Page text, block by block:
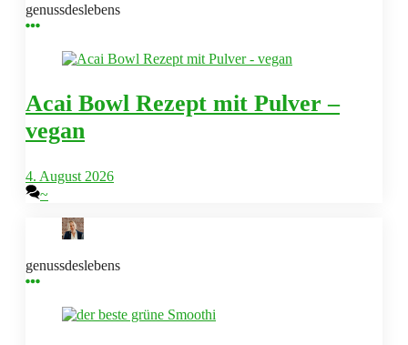
genussdeslebens
Acai Bowl Rezept mit Pulver –
vegan
4. August 2026
~
genussdeslebens